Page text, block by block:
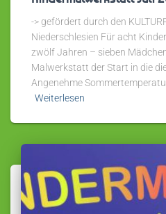
-> gefördert durch den
Niederschlesien Für acht
zwölf Jahren – sieben
Malwerkstatt der Start in die
Angenehme
Weiterlesen